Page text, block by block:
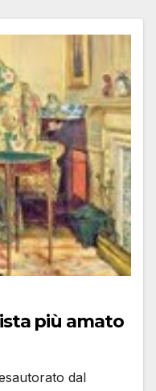
più amato
dal